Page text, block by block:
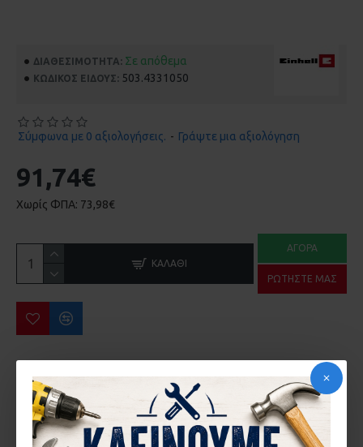
ΔΙΑΘΕΣΙΜΌΤΗΤΑ: Σε απόθεμα
ΚΩΔΙΚΌΣ ΕΊΔΟΥΣ: 503.4331050
Σύμφωνα με 0 αξιολογήσεις. - Γράψτε μια αξιολόγηση
91,74€
Χωρίς ΦΠΑ: 73,98€
ΚΑΛΆΘΙ
ΑΓΟΡΆ
ΡΩΤΉΣΤΕ ΜΑΣ
ΠΕΡΙΣΣΌΤΕΡΑ ΑΠΌ ΤΗΝ ΙΔΙΑ ΜΆΡΚΑ
HΛΕΚΤΡΙΚΟ ΨΑΛΙΔΙ ΜΠΟΡΝΤΟΥΡΑΣ 650W GΕ-EH 6560 EINHELL 3403330
104,70€ 72,73€